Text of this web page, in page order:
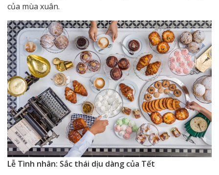
của mùa xuân.
Lễ Tình nhân: Sắc thái dịu dàng của Tết